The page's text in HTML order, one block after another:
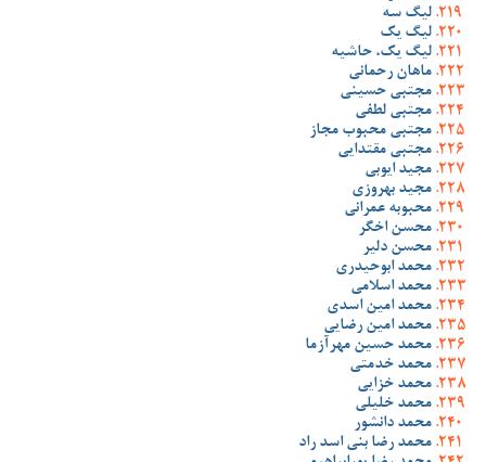
لیگ سه
لیگ یک
لیگ یک، حاشیه
ماهان رحمانی
مجتبی حسینی
مجتبی لطفی
مجتبی محبوب مجاز
مجتبی مقتدایی
مجید ایوبی
مجید بهروزی
محبوبه عمرانی
محسن اخگر
محسن دلیر
محمد ابوحیدری
محمد اسلامی
محمد امین اسدی
محمد امین رضایی
محمد حسین مهرآزما
محمد خدمتی
محمد خزایی
محمد خلیلی
محمد دانشور
محمد رضا بنی اسد راد